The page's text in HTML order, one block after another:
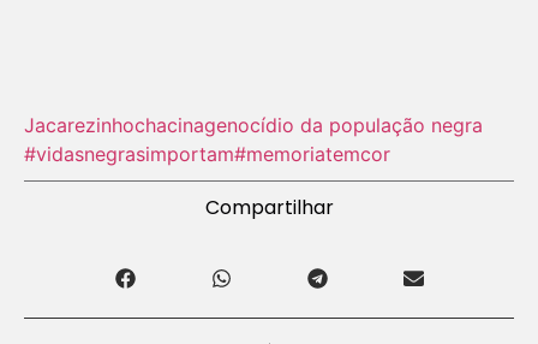
Jacarezinhochacinagenocídio da população negra
#vidasnegrasimportam#memoriatemcor
Compartilhar